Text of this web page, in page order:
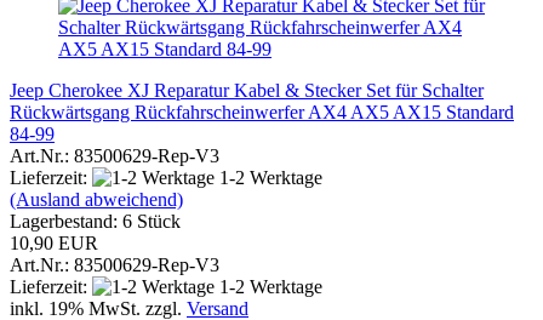
Jeep Cherokee XJ Reparatur Kabel & Stecker Set für Schalter
Rückwärtsgang Rückfahrscheinwerfer AX4 AX5 AX15 Standard
84-99
Art.Nr.: 83500629-Rep-V3
Lieferzeit:
1-2 Werktage
(Ausland abweichend)
Lagerbestand: 6 Stück
10,90 EUR
Art.Nr.: 83500629-Rep-V3
Lieferzeit:
1-2 Werktage
inkl. 19% MwSt. zzgl. Versand